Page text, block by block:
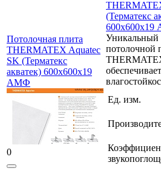
Потолочная плита
THERMATEX Aquatec
SK (Терматекс
акватек) 600x600x19
АМФ
0
(Терматекс
Уникальный
потолочной
обеспечивает
Ед. изм.